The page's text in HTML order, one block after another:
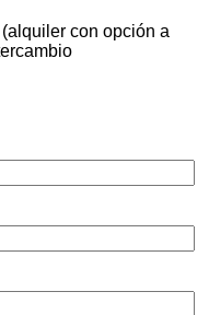
(alquiler con opción a